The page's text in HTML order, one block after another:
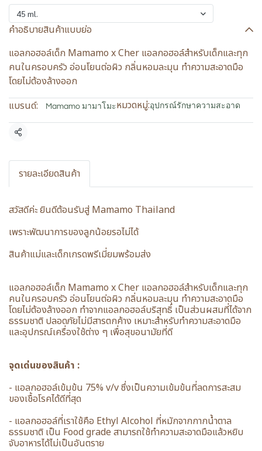
45 ml.
คำอธิบายสินค้าแบบย่อ
แอลกอฮอล์เด็ก Mamamo x Cher แอลกอฮอล์สำหรับเด็กและทุก
คนในครอบครัว อ่อนโยนต่อผิว กลิ่นหอมละมุน ทำความสะอาดมือ
โดยไม่ต้องล้างออก
แบรนด์:
Mamamo มามาโมะหมวดหมู่:อุปกรณ์รักษาความสะอาด
แชร์
รายละเอียดสินค้า
สวัสดีค่ะ ยินดีต้อนรับสู่ Mamamo Thailand
เพราะพัฒนาการของลูกน้อยรอไม่ได้
สินค้าแม่และเด็กเกรดพรีเมี่ยมพร้อมส่ง
แอลกอฮอล์เด็ก Mamamo x Cher แอลกอฮอล์สำหรับเด็กและทุก
คนในครอบครัว อ่อนโยนต่อผิว กลิ่นหอมละมุน ทำความสะอาดมือ
โดยไม่ต้องล้างออก ทำจากแอลกอฮอล์บริสุทธิ์ เป็นส่วนผสมที่ได้จาก
ธรรมชาติ ปลอดภัยไม่มีสารตกค้าง เหมาะสำหรับทำความสะอาดมือ
และอุปกรณ์เครื่องใช้ต่าง ๆ เพื่อสุขอนามัยที่ดี
จุดเด่นของสินค้า :
- แอลกอฮอล์เข้มข้น 75% v/v ซึ่งเป็นความเข้มข้นที่ลดการสะสม
ของเชื้อโรคได้ดีที่สุด
- แอลกอฮอล์ที่เราใช้คือ Ethyl Alcohol ที่หมักจากกากน้ำตาล
ธรรมชาติ เป็น Food grade สามารถใช้ทำความสะอาดมือแล้วหยิบ
จับอาหารได้ไม่เป็นอันตราย